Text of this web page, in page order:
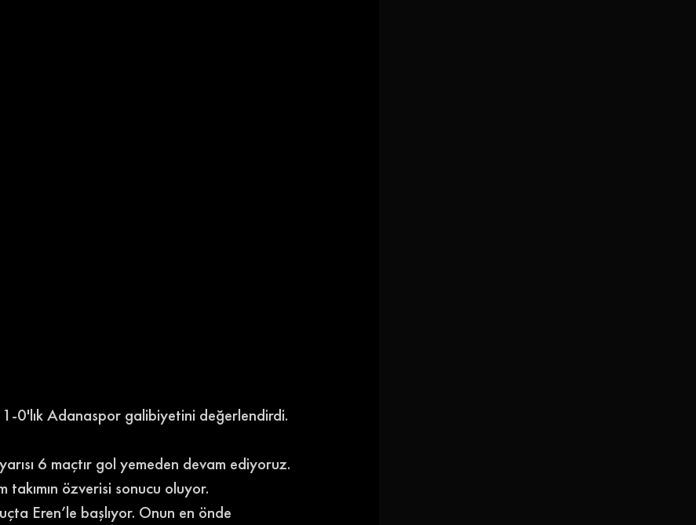
0'lık Adanaspor galibiyetini değerlendirdi.
6 maçtır gol yemeden devam ediyoruz.
takımın özverisi sonucu oluyor.
Eren’le başlıyor. Onun en önde